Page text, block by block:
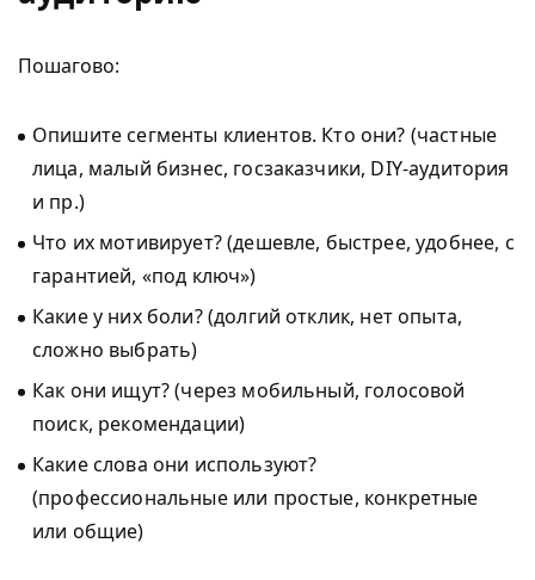
Пошагово:
Опишите сегменты клиентов. Кто они? (частные
лица, малый бизнес, госзаказчики, DIY-аудитория
и пр.)
Что их мотивирует? (дешевле, быстрее, удобнее, с
гарантией, «под ключ»)
Какие у них боли? (долгий отклик, нет опыта,
сложно выбрать)
Как они ищут? (через мобильный, голосовой
поиск, рекомендации)
Какие слова они используют?
(профессиональные или простые, конкретные
или общие)